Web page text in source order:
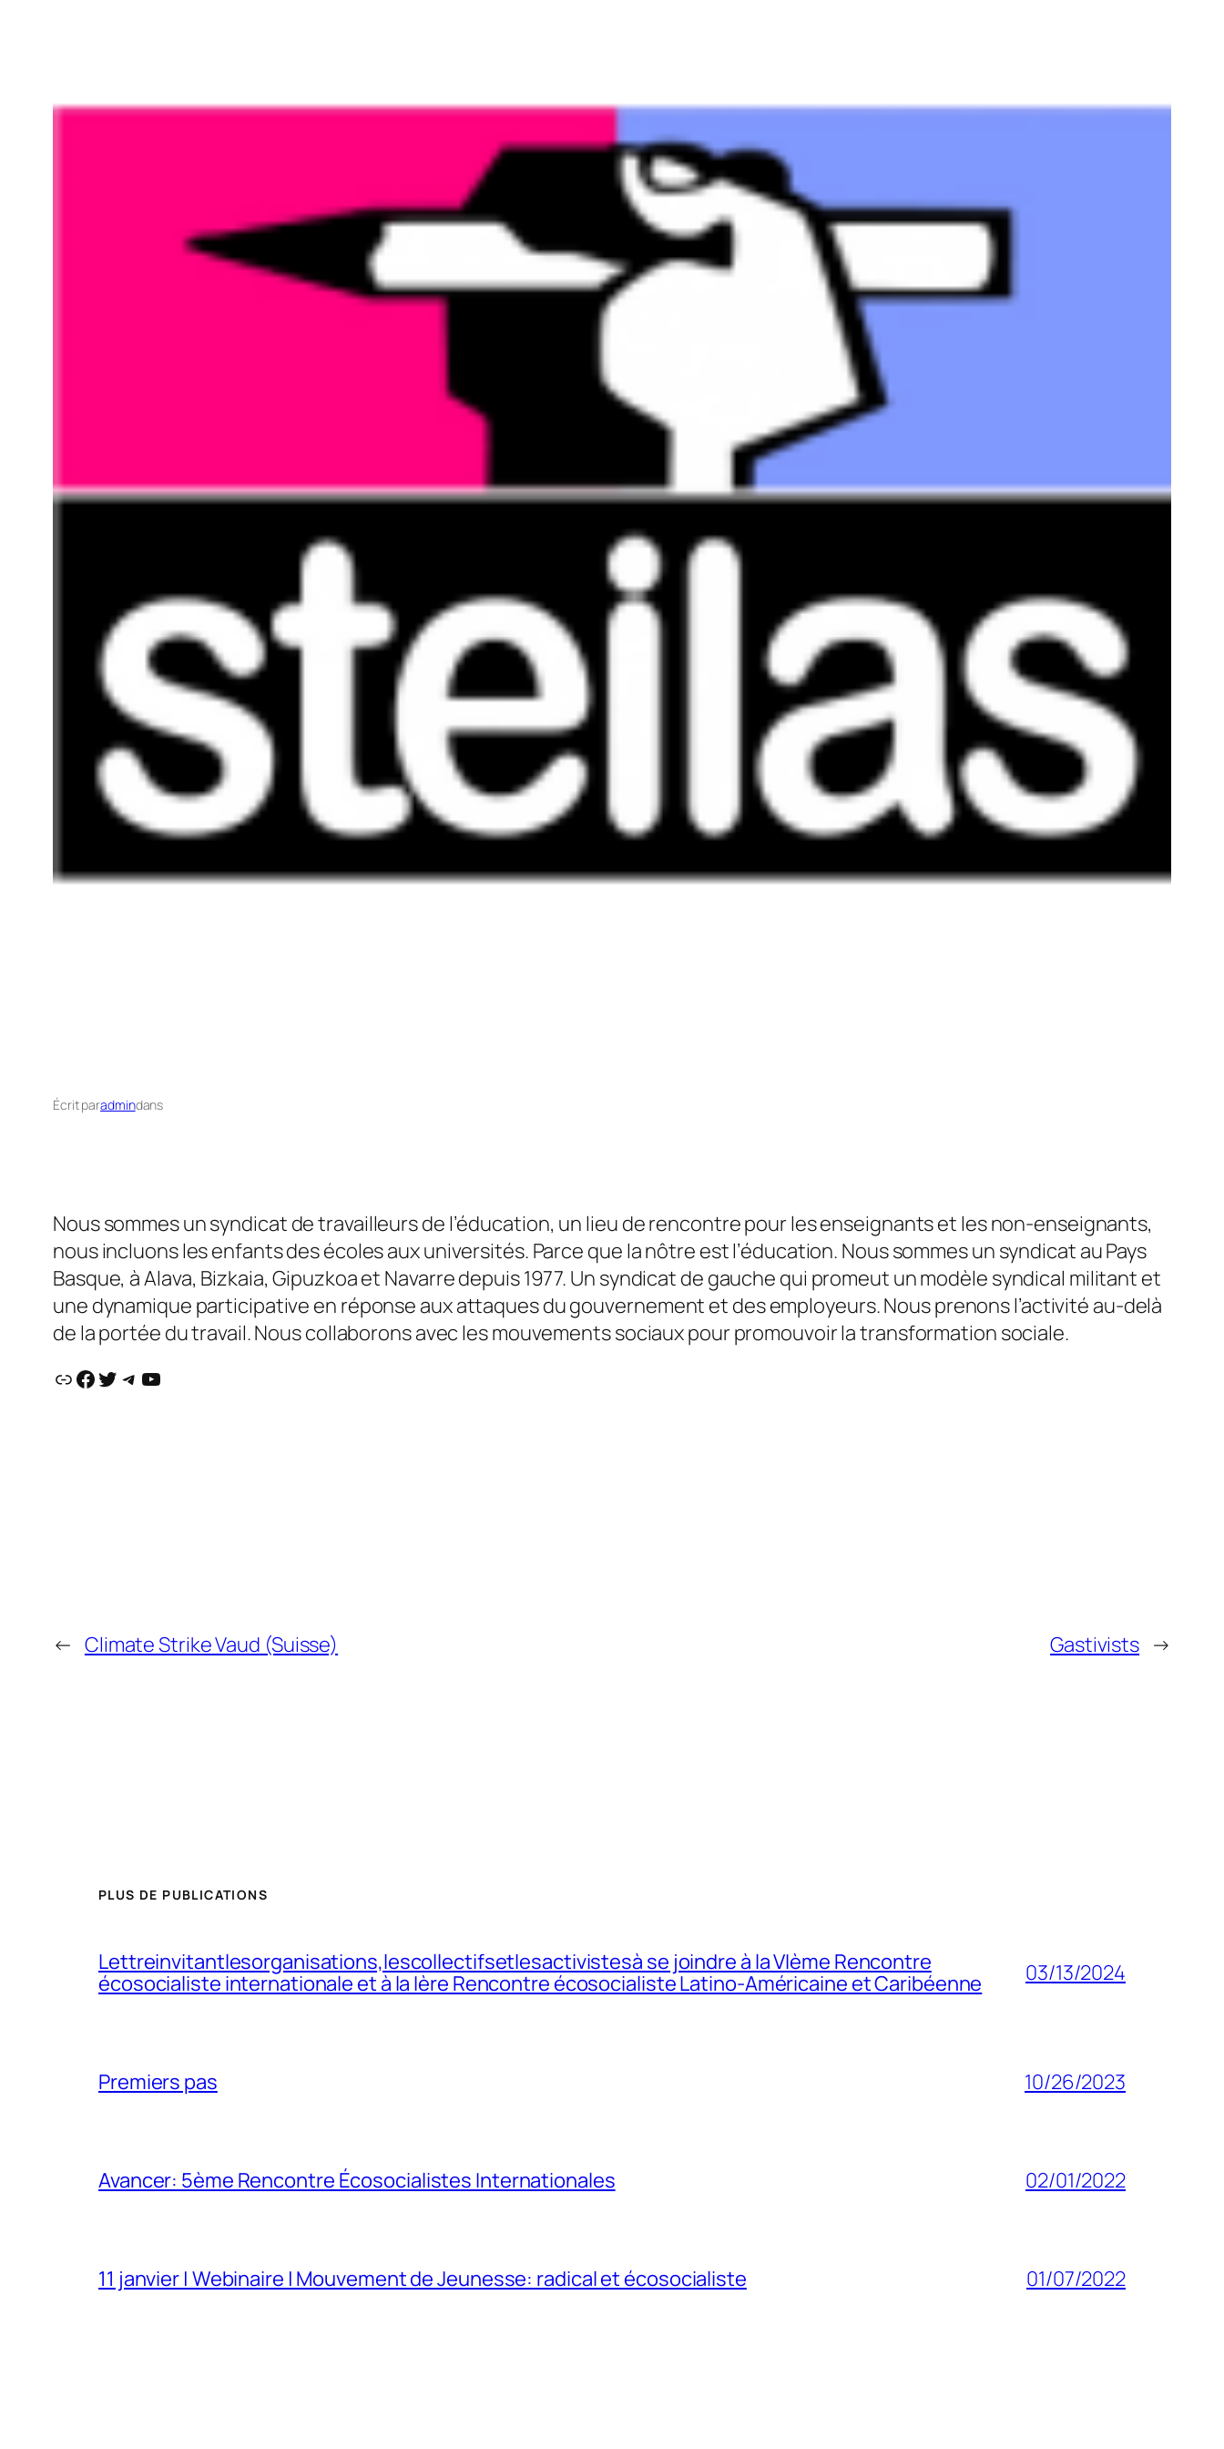
Écrit paradmindans
Nous sommes un syndicat de travailleurs de l’éducation, un lieu de rencontre pour les enseignants et les non-enseignants,
nous incluons les enfants des écoles aux universités. Parce que la nôtre est l’éducation. Nous sommes un syndicat au Pays
Basque, à Alava, Bizkaia, Gipuzkoa et Navarre depuis 1977. Un syndicat de gauche qui promeut un modèle syndical militant et
une dynamique participative en réponse aux attaques du gouvernement et des employeurs. Nous prenons l’activité au-delà
de la portée du travail. Nous collaborons avec les mouvements sociaux pour promouvoir la transformation sociale.
LienFacebook
Twitter
Telegram
YouTube
← Climate Strike Vaud (Suisse) Gastivists →
PLUS DE PUBLICATIONS
Lettreinvitantlesorganisations,lescollectifsetlesactivistesà se joindre à la VIème Rencontre
écosocialiste internationale et à la Ière Rencontre écosocialiste Latino-Américaine et Caribéenne
03/13/2024
Premiers pas 10/26/2023
Avancer: 5ème Rencontre Écosocialistes Internationales 02/01/2022
11 janvier | Webinaire | Mouvement de Jeunesse: radical et écosocialiste 01/07/2022